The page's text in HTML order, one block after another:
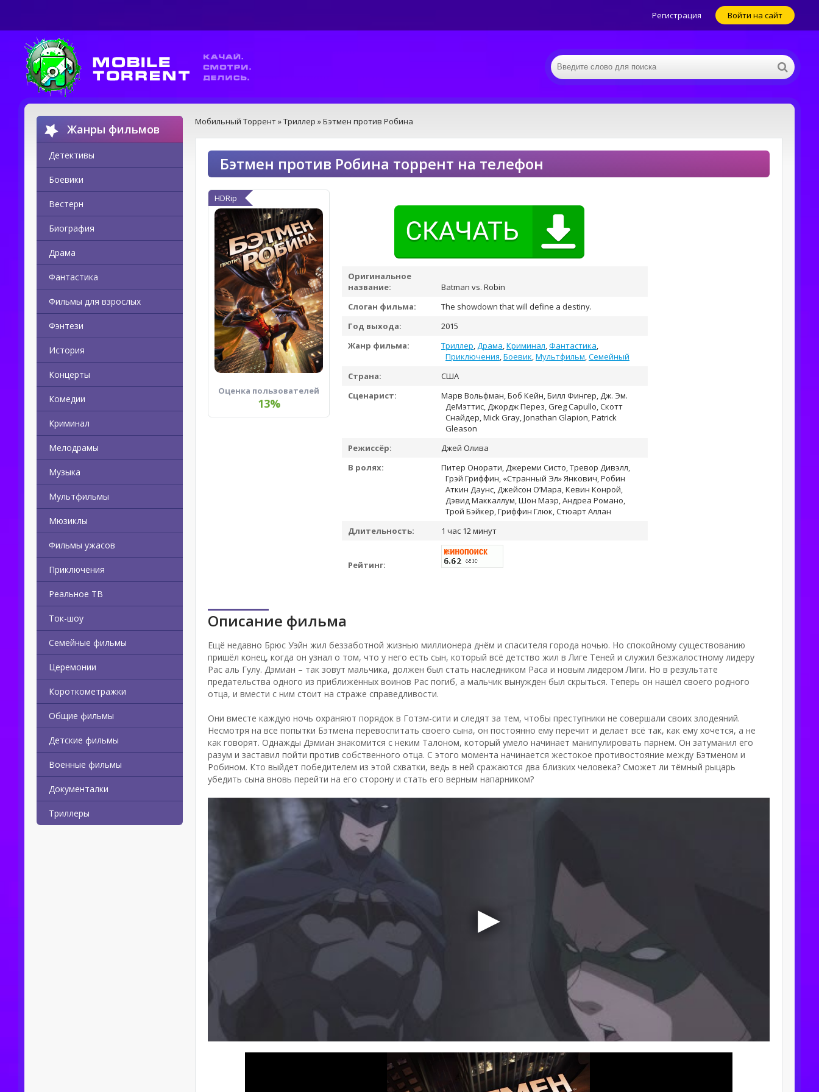
Регистрация Войти на сайт
Жанры фильмов
Детективы
Боевики
Вестерн
Биография
Драма
Фантастика
Фильмы для взрослых
Фэнтези
История
Концерты
Комедии
Криминал
Мелодрамы
Музыка
Мультфильмы
Мюзиклы
Фильмы ужасов
Приключения
Реальное ТВ
Ток-шоу
Семейные фильмы
Церемонии
Короткометражки
Общие фильмы
Детские фильмы
Военные фильмы
Документалки
Триллеры
Мобильный Торрент»Триллер » Бэтмен против Робина
Бэтмен против Робина торрент на телефон
HDRip
Оценка пользователей
13%
Оригинальное
название:
Batman vs. Robin
Слоган фильма:
The showdown that will define a destiny.
Год выхода:
2015
Жанр фильма:
Триллер,Драма,Криминал,Фантастика,
Приключения,Боевик,Мультфильм,Семейный
Страна:
США
Сценарист:
Марв Вольфман, Боб Кейн, Билл Фингер, Дж. Эм.
ДеМэттис, Джордж Перез, Greg Capullo, Скотт
Снайдер, Mick Gray, Jonathan Glapion, Patrick
Gleason
Режиссёр:
Джей Олива
В ролях:
Питер Онорати, Джереми Систо, Тревор Дивэлл,
Грэй Гриффин, «Странный Эл» Янкович, Робин
Аткин Даунс, Джейсон О’Мара, Кевин Конрой,
Дэвид Маккаллум, Шон Маэр, Андреа Романо,
Трой Бэйкер, Гриффин Глюк, Стюарт Аллан
Длительность:
1 час 12 минут
Рейтинг:
Описание фильма
Ещё недавно Брюс Уэйн жил беззаботной жизнью миллионера днём и спасителя города ночью. Но спокойному существованию
пришёл конец, когда он узнал о том, что у него есть сын, который всё детство жил в Лиге Теней и служил безжалостному лидеру
Рас аль Гулу. Дэмиан – так зовут мальчика, должен был стать наследником Раса и новым лидером Лиги. Но в результате
предательства одного из приближённых воинов Рас погиб, а мальчик вынужден был скрыться. Теперь он нашёл своего родного
отца, и вмести с ним стоит на страже справедливости.
Они вместе каждую ночь охраняют порядок в Готэм-сити и следят за тем, чтобы преступники не совершали своих злодеяний.
Несмотря на все попытки Бэтмена перевоспитать своего сына, он постоянно ему перечит и делает всё так, как ему хочется, а не
как говорят. Однажды Дэмиан знакомится с неким Талоном, который умело начинает манипулировать парнем. Он затуманил его
разум и заставил пойти против собственного отца. С этого момента начинается жестокое противостояние между Бэтменом и
Робином. Кто выйдет победителем из этой схватки, ведь в ней сражаются два близких человека? Сможет ли тёмный рыцарь
убедить сына вновь перейти на его сторону и стать его верным напарником?